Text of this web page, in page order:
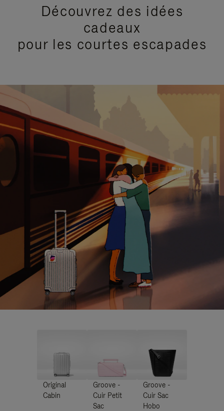
Découvrez des idées
cadeaux
pour les courtes escapades
Original
Cabin
Groove -
Cuir Petit
Sac
Groove -
Cuir Sac
Hobo